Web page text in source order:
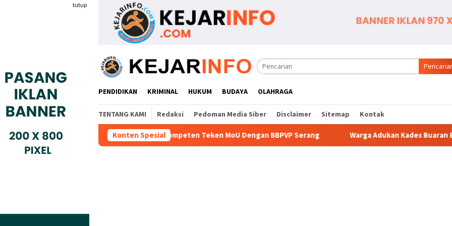
tutup
PENDIDIKAN KRIMINAL HUKUM BUDAYA OLAHRAGA
TENTANG KAMI Redaksi Pedoman Media Siber Disclaimer Sitemap Kontak
Konten Spesial
Gyokai Indonesia Kompeten Teken MoU Dengan BBPVP Serang Warga Adukan Kades Buaran Bambu Atas Dugaan